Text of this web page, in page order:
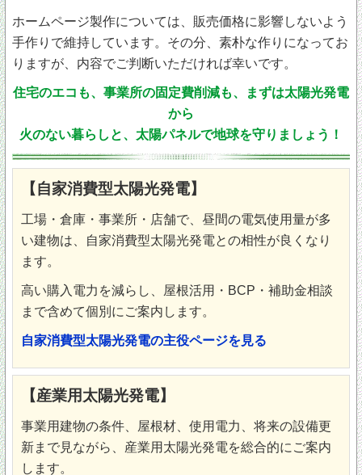
ホームページ製作については、販売価格に影響しないよう
手作りで維持しています。その分、素朴な作りになってお
りますが、内容でご判断いただければ幸いです。
住宅のエコも、事業所の固定費削減も、まずは太陽光発電
から
火のない暮らしと、太陽パネルで地球を守りましょう！
【自家消費型太陽光発電】
工場・倉庫・事業所・店舗で、昼間の電気使用量が多
い建物は、自家消費型太陽光発電との相性が良くなり
ます。
高い購入電力を減らし、屋根活用・BCP・補助金相談
まで含めて個別にご案内します。
自家消費型太陽光発電の主役ページを見る
【産業用太陽光発電】
事業用建物の条件、屋根材、使用電力、将来の設備更
新まで見ながら、産業用太陽光発電を総合的にご案内
します。